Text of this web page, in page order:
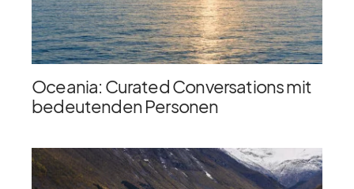
Oceania: Curated Conversations mit
bedeutenden Personen